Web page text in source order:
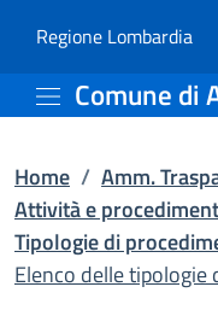
Elenco
Regione Lombardia
Comune di
Home / Amm.
Attività e
Tipologie di
Elenco delle